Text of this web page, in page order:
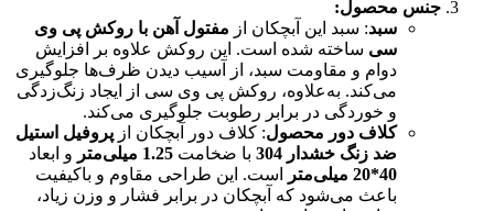
جنس محصول:
سبد: سبد این آبچکان از مفتول آهن با روکش پی وی
سی ساخته شده است. این روکش علاوه بر افزایش
دوام و مقاومت سبد، از آسیب دیدن ظرف‌ها جلوگیری
می‌کند. به‌علاوه، روکش پی وی سی از ایجاد زنگ‌زدگی
و خوردگی در برابر رطوبت جلوگیری می‌کند.
کلاف دور محصول: کلاف دور آبچکان از پروفیل استیل
ضد زنگ خشدار 304
با ضخامت 1.25 میلی‌متر و ابعاد
40*20
میلی‌متر
است. این طراحی مقاوم و باکیفیت
باعث می‌شود که آبچکان در برابر فشار و وزن زیاد،